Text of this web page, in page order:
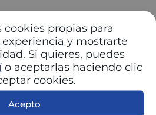
cookies propias para
y mostrarte
Si quieres, puedes
o aceptarlas haciendo clic
cookies.
Acepto